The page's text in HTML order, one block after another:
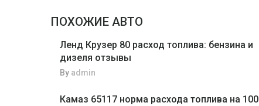
ПОХОЖИЕ АВТО
Ленд Крузер 80 расход топлива: бензина и
дизеля отзывы
By admin
Камаз 65117 норма расхода топлива на 100